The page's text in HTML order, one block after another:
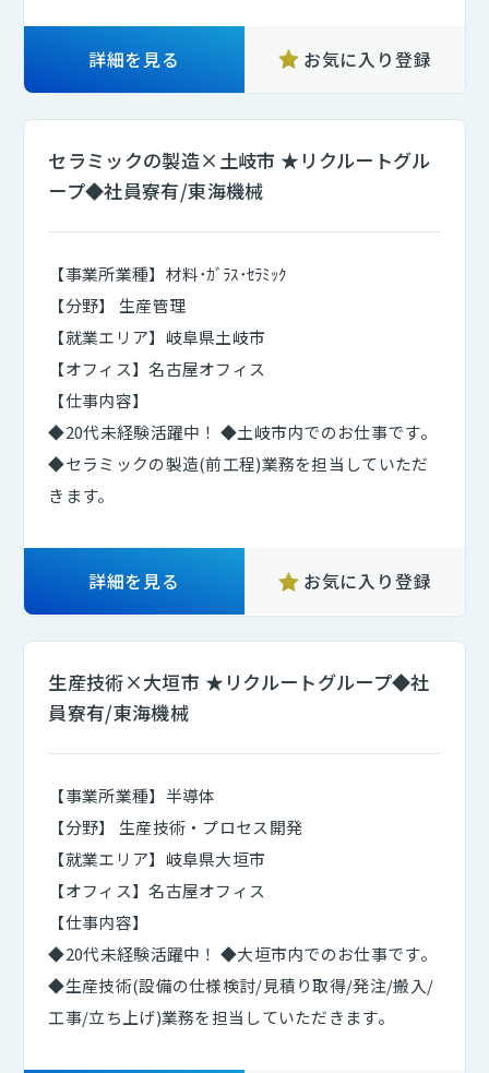
詳細を見る お気に入り登録
セラミックの製造×土岐市 ★リクルートグル
ープ◆社員寮有/東海機械
【事業所業種】材料･ｶﾞﾗｽ･ｾﾗﾐｯｸ
【分野】 生産管理
【就業エリア】岐阜県土岐市
【オフィス】名古屋オフィス
【仕事内容】
◆20代未経験活躍中！ ◆土岐市内でのお仕事です。
◆セラミックの製造(前工程)業務を担当していただ
きます。
詳細を見る お気に入り登録
生産技術×大垣市 ★リクルートグループ◆社
員寮有/東海機械
【事業所業種】半導体
【分野】 生産技術・プロセス開発
【就業エリア】岐阜県大垣市
【オフィス】名古屋オフィス
【仕事内容】
◆20代未経験活躍中！ ◆大垣市内でのお仕事です。
◆生産技術(設備の仕様検討/見積り取得/発注/搬入/
工事/立ち上げ)業務を担当していただきます。